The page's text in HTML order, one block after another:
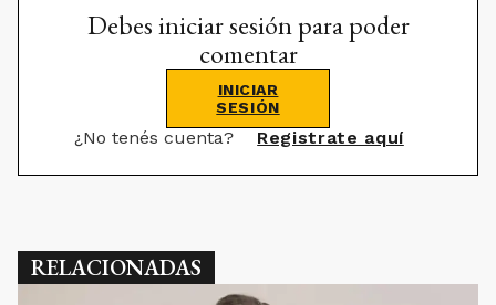
Debes iniciar sesión para poder
comentar
INICIAR
SESIÓN
¿No tenés cuenta? Registrate aquí
RELACIONADAS